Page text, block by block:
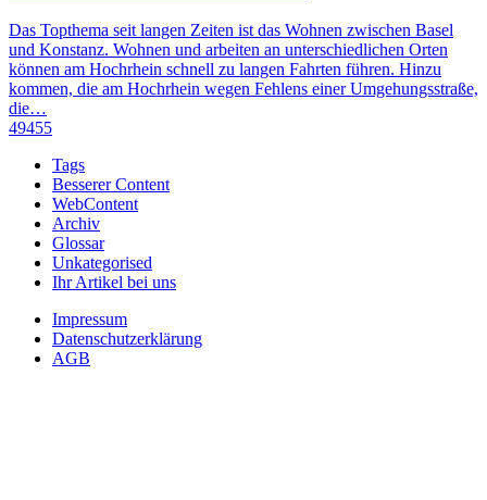
Das Topthema seit langen Zeiten ist das Wohnen zwischen Basel
und Konstanz. Wohnen und arbeiten an unterschiedlichen Orten
können am Hochrhein schnell zu langen Fahrten führen. Hinzu
kommen, die am Hochrhein wegen Fehlens einer Umgehungsstraße,
die…
49455
Tags
Besserer Content
WebContent
Archiv
Glossar
Unkategorised
Ihr Artikel bei uns
Impressum
Datenschutzerklärung
AGB